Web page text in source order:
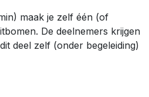
maak je zelf één (of
De deelnemers krijgen
deel zelf (onder begeleiding)